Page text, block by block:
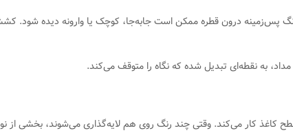
پس‌زمینه درون قطره ممکن است جابه‌جا، کوچک یا وارونه دیده شود.
به نقطه‌ای تبدیل شده که نگاه را متوقف می‌کند.
کاغذ کار می‌کند. وقتی چند رنگ روی هم لایه‌گذاری می‌شوند، بخشی از